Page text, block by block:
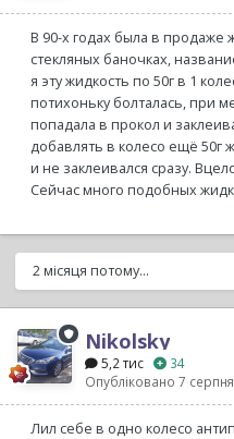
В 90-х годах была в продаже
стекляных баночках,
я эту жидкость по 50г в 1
потихоньку болталась, при
попадала в прокол и
добавлять в колесо ещё 50г
и не заклеивался сразу.
Сейчас много подобных
2 місяця потому...
Nikolsky
5,2 тис
34
Опубліковано 7
Лил себе в одно колесо